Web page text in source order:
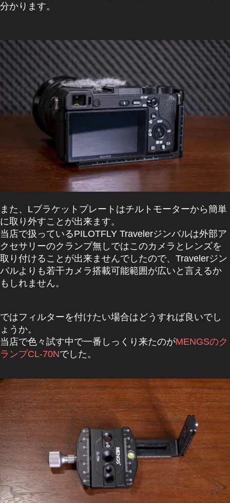
分かります。
また、Lブラケットプレートはチルトモーターから簡単
に取り外すことが出来ます。
当店で扱っているPILOTFLY Travelerジンバルは外部ア
クセサリーのクランプ無しではこのカメラとレンズを
取り付けることが出来ませんでしたので、Travelerジン
バルよりも若干カメラ搭載可能範囲が広いと言えるか
もしれません。
ではフィルターを付けたい場合はどうすれば良いでし
ょうか。
当店で色々試す中で一番しっくり来たのがMENGSのク
ランプCL-70Nでした。